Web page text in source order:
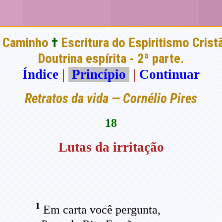
Caminho † Escritura do Espiritismo
Doutrina espírita - 2ª parte.
Índice | Princípio | Continuar
Retratos da vida — Cornélio Pires
18
Lutas da irritação
1 Em carta você pergunta,